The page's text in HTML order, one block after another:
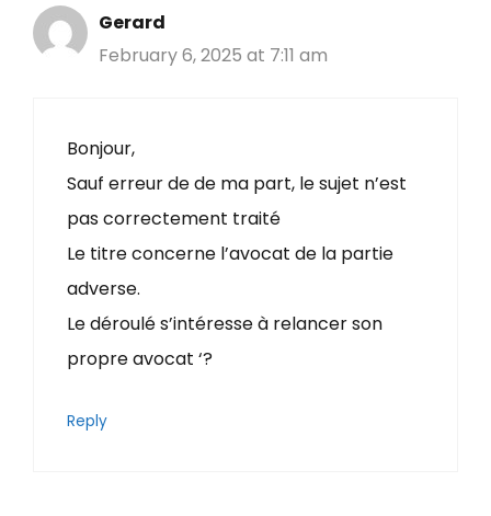
Gerard
February 6, 2025 at 7:11 am
Bonjour,
Sauf erreur de de ma part, le sujet n’est
pas correctement traité
Le titre concerne l’avocat de la partie
adverse.
Le déroulé s’intéresse à relancer son
propre avocat ‘?
Reply